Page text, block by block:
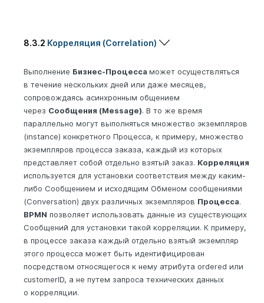
8.3.2 Корреляция (Correlation)
Выполнение Бизнес-Процесса может осуществляться
в течение нескольких дней или даже месяцев,
сопровождаясь асинхронным общением
через Сообщения (Message). В то же время
параллельно могут выполняться множество экземпляров
(instance) конкретного Процесса, к примеру, множество
экземпляров процесса заказа, каждый из которых
представляет собой отдельно взятый заказ. Корреляция
используется для установки соответствия между каким-
либо Сообщением и исходящим Обменом сообщениями
(Conversation) двух различных экземпляров Процесса.
BPMN позволяет использовать данные из существующих
Сообщений для установки такой корреляции. К примеру,
в процессе заказа каждый отдельно взятый экземпляр
этого процесса может быть идентифицирован
посредством относящегося к нему атрибута ordered или
customerID, а не путем запроса технических данных
о корреляции.